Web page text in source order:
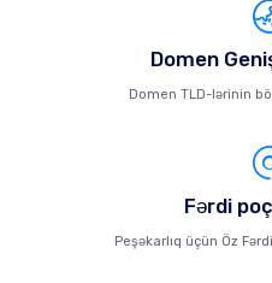
Domen
Domen TLD-lərinin
Fərdi
Peşəkarlıq üçün Öz